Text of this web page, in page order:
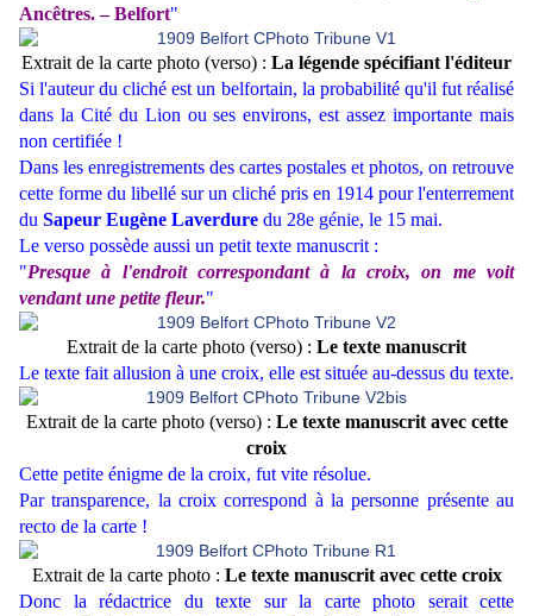
Ancêtres. – Belfort"
Extrait de la carte photo (verso) : La légende spécifiant l'éditeur
Si l'auteur du cliché est un belfortain, la probabilité qu'il fut réalisé
dans la Cité du Lion ou ses environs, est assez importante mais
non certifiée !
Dans les enregistrements des cartes postales et photos, on retrouve
cette forme du libellé sur un cliché pris en 1914 pour l'enterrement
du Sapeur Eugène Laverdure du 28e génie, le 15 mai.
Le verso possède aussi un petit texte manuscrit :
"Presque à l'endroit correspondant à la croix, on me voit
vendant une petite fleur."
Extrait de la carte photo (verso) : Le texte manuscrit
Le texte fait allusion à une croix, elle est située au-dessus du texte.
Extrait de la carte photo (verso) : Le texte manuscrit avec cette
croix
Cette petite énigme de la croix, fut vite résolue.
Par transparence, la croix correspond à la personne présente au
recto de la carte !
Extrait de la carte photo : Le texte manuscrit avec cette croix
Donc la rédactrice du texte sur la carte photo serait cette